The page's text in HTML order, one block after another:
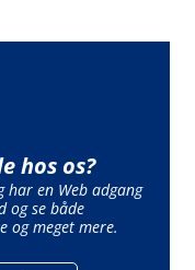
hos os?
har en Web adgang
og se både
og meget mere.